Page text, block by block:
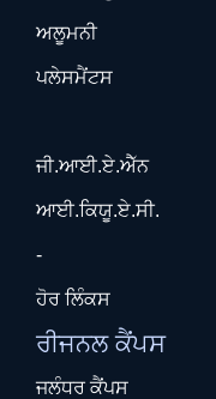
ਅਲੂਮਨੀ
ਪਲੇਸਮੈਂਟਸ
ਜੀ.ਆਈ.ਏ.ਐੱਨ
ਆਈ.ਕਿਯੂ.ਏ.ਸੀ.
-
ਹੋਰ ਲਿੰਕਸ
ਰੀਜਨਲ ਕੈਂਪਸ
ਜਲੰਧਰ ਕੈਂਪਸ